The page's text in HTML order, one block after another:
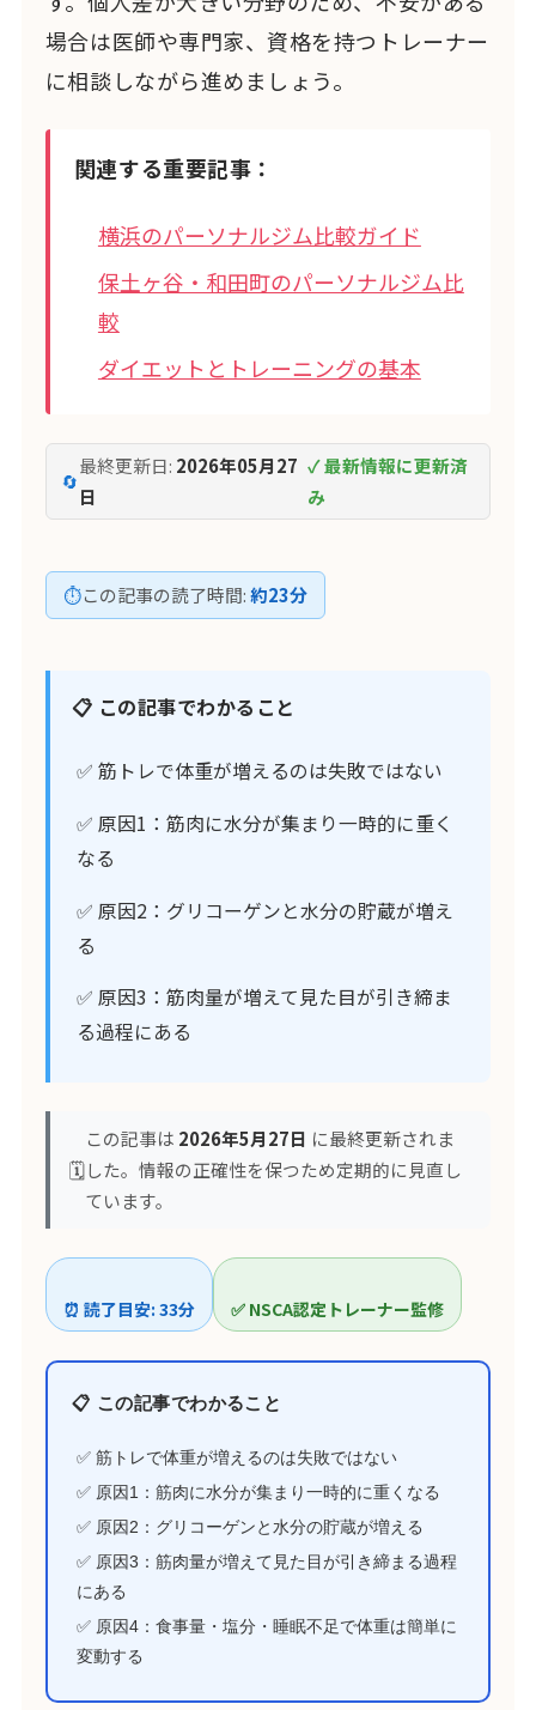
場合は医師や専門家、資格を持つトレーナー
に相談しながら進めましょう。
関連する重要記事：
横浜のパーソナルジム比較ガイド
保土ヶ谷・和田町のパーソナルジム比
較
ダイエットとトレーニングの基本
🔄
最終更新日: 2026年05月27
日
✓ 最新情報に更新済
み
⏱この記事の読了時間:約23分
📋 この記事でわかること
✅ 筋トレで体重が増えるのは失敗ではない
✅ 原因1：筋肉に水分が集まり一時的に重く
なる
✅ 原因2：グリコーゲンと水分の貯蔵が増え
る
✅ 原因3：筋肉量が増えて見た目が引き締ま
る過程にある
🗓️
この記事は 2026年5月27日 に最終更新されま
した。情報の正確性を保つため定期的に見直し
ています。
⏰ 読了目安: 33分 ✅ NSCA認定トレーナー監修
📋 この記事でわかること
✅ 筋トレで体重が増えるのは失敗ではない
✅ 原因1：筋肉に水分が集まり一時的に重くなる
✅ 原因2：グリコーゲンと水分の貯蔵が増える
✅ 原因3：筋肉量が増えて見た目が引き締まる過程
にある
✅ 原因4：食事量・塩分・睡眠不足で体重は簡単に
変動する